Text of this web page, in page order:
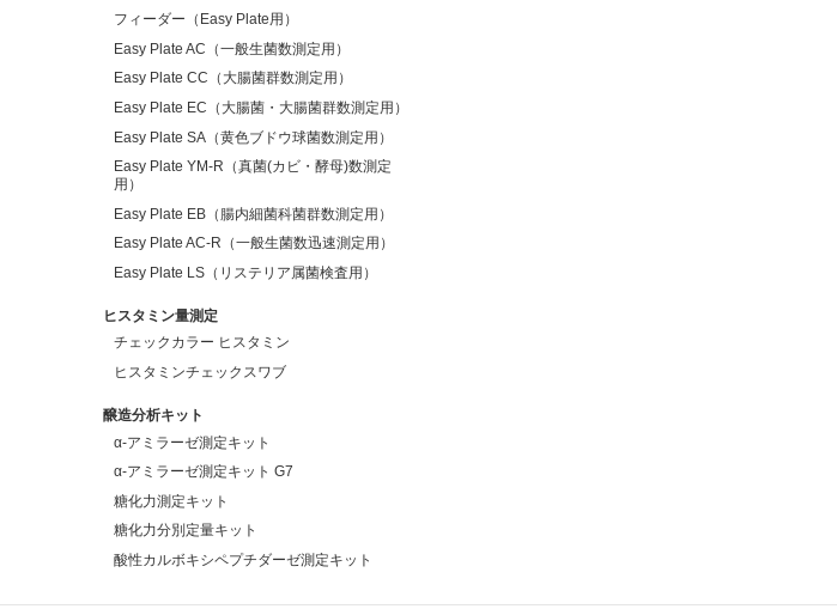
フィーダー（Easy Plate用）
Easy Plate AC（一般生菌数測定用）
Easy Plate CC（大腸菌群数測定用）
Easy Plate EC（大腸菌・大腸菌群数測定用）
Easy Plate SA（黄色ブドウ球菌数測定用）
Easy Plate YM-R（真菌(カビ・酵母)数測定
用）
Easy Plate EB（腸内細菌科菌群数測定用）
Easy Plate AC-R（一般生菌数迅速測定用）
Easy Plate LS（リステリア属菌検査用）
ヒスタミン量測定
チェックカラー ヒスタミン
ヒスタミンチェックスワブ
醸造分析キット
α-アミラーゼ測定キット
α-アミラーゼ測定キット G7
糖化力測定キット
糖化力分別定量キット
酸性カルボキシペプチダーゼ測定キット